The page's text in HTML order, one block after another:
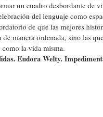
un cuadro desbordante de
del lenguaje como
de que las mejores
de manera ordenada, sino las
como la vida misma.
Eudora Welty.